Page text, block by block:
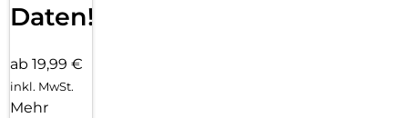
Daten!
ab 19,99 €
inkl. MwSt.
Mehr